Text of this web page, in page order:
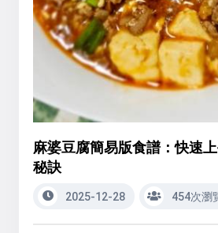
麻婆豆腐簡易版食譜：快速
秘訣
2025-12-28 454次瀏